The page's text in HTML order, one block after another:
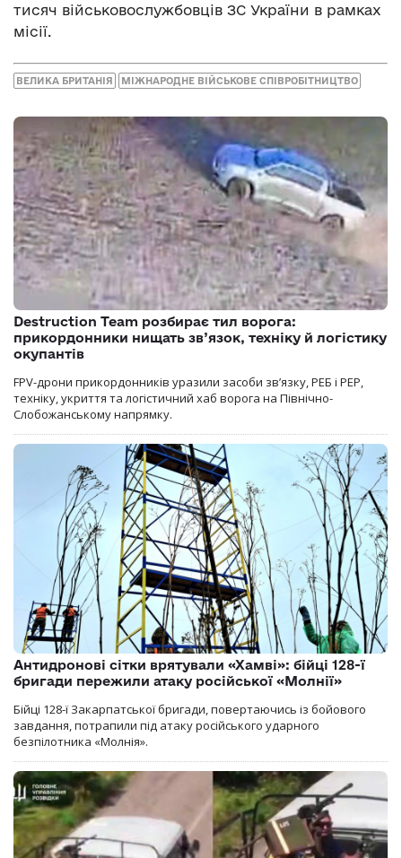
тисяч військовослужбовців ЗС України в рамках
місії.
ВЕЛИКА БРИТАНІЯ МІЖНАРОДНЕ ВІЙСЬКОВЕ СПІВРОБІТНИЦТВО
Destruction Team розбирає тил ворога:
прикордонники нищать зв’язок, техніку й логістику
окупантів
FPV-дрони прикордонників уразили засоби зв’язку, РЕБ і РЕР,
техніку, укриття та логістичний хаб ворога на Північно-
Слобожанському напрямку.
Антидронові сітки врятували «Хамві»: бійці 128-ї
бригади пережили атаку російської «Молнії»
Бійці 128-ї Закарпатської бригади, повертаючись із бойового
завдання, потрапили під атаку російського ударного
безпілотника «Молнія».